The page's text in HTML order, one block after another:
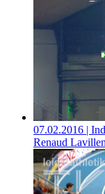
07.02.2016 |
Renaud